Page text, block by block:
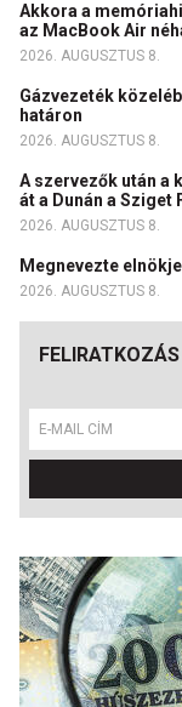
Akkora a
az MacBook Air
2026. AUGUSZTUS 8.
Gázvezeték
határon
2026. AUGUSZTUS 8.
A szervezők után a
át a Dunán a Sziget
2026. AUGUSZTUS 8.
Megnevezte
2026. AUGUSZTUS 8.